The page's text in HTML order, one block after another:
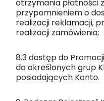
otrzymania płatności
przypomnieniem o
realizacji reklamacji,
realizacji zamówienia;
8.3 dostęp do
do określonych grup
posiadających Konto.